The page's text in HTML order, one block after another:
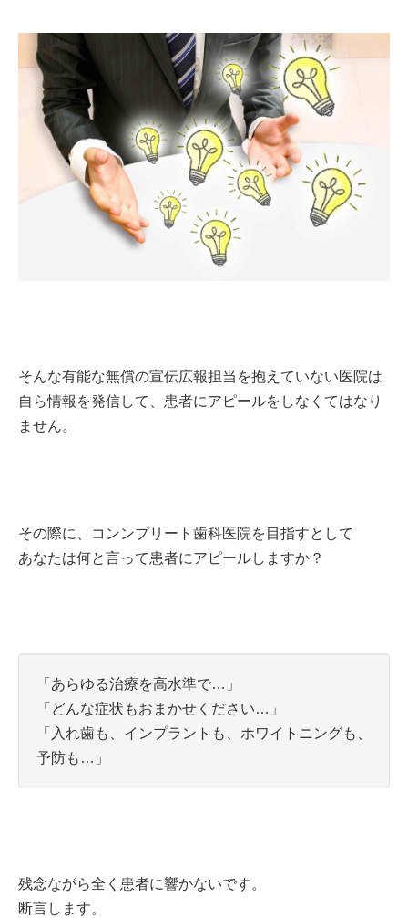
そんな有能な無償の宣伝広報担当を抱えていない医院は
自ら情報を発信して、患者にアピールをしなくてはなり
ません。
その際に、コンンプリート歯科医院を目指すとして
あなたは何と言って患者にアピールしますか？
「あらゆる治療を高水準で…」
「どんな症状もおまかせください…」
「入れ歯も、インプラントも、ホワイトニングも、
予防も…」
残念ながら全く患者に響かないです。
断言します。